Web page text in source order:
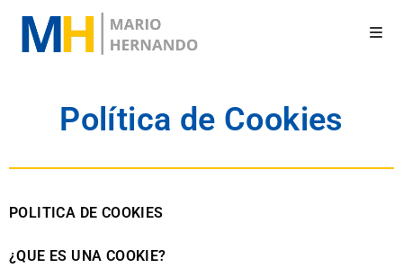
Política de Cookies
POLITICA DE COOKIES
¿QUE ES UNA COOKIE?